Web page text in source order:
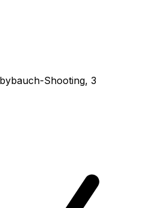
Shooting, 3